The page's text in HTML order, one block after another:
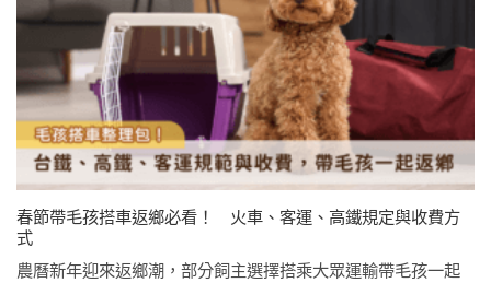
春節帶毛孩搭車返鄉必看！ 火車、客運、高鐵規定與收費方
式
農曆新年迎來返鄉潮，部分飼主選擇搭乘大眾運輸帶毛孩一起